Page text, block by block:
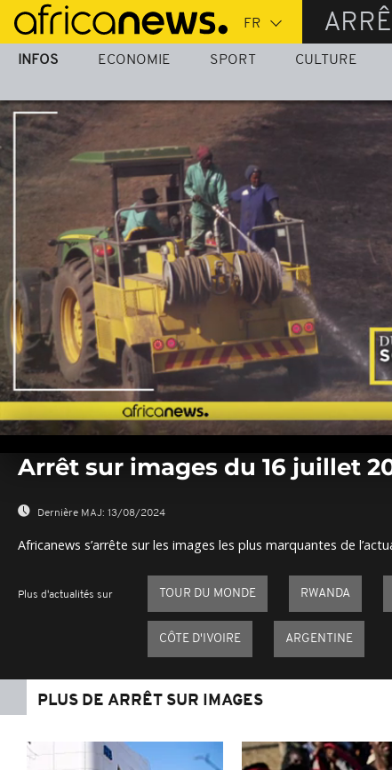
Passer
au
contenu
INFOS ECONOMIE SPORT CULTURE
seconds
0%
Arrêt sur images du 16 juillet
Dernière MAJ: 13/08/2024
Africanews s’arrête sur les images les plus marquantes de
Plus d'actualités sur TOUR DU MONDE RWANDA
CÔTE D'IVOIRE ARGENTINE
PLUS DE ARRÊT SUR IMAGES